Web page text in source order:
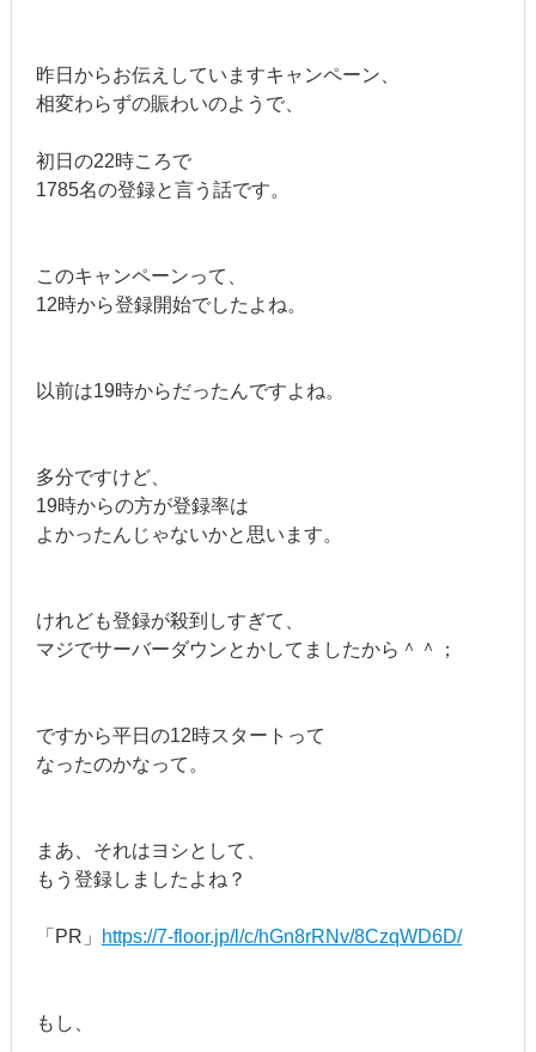
昨日からお伝えしていますキャンペーン、
相変わらずの賑わいのようで、
初日の22時ころで
1785名の登録と言う話です。
このキャンペーンって、
12時から登録開始でしたよね。
以前は19時からだったんですよね。
多分ですけど、
19時からの方が登録率は
よかったんじゃないかと思います。
けれども登録が殺到しすぎて、
マジでサーバーダウンとかしてましたから＾＾；
ですから平日の12時スタートって
なったのかなって。
まあ、それはヨシとして、
もう登録しましたよね？
「PR」 https://7-floor.jp/l/c/hGn8rRNv/8CzqWD6D/
もし、